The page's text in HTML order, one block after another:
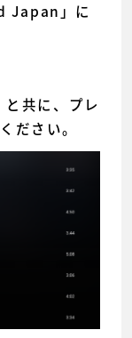
Japan」に
と共に、プレ
ださい。